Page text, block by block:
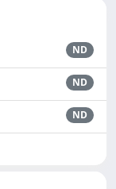
ND
ND
ND